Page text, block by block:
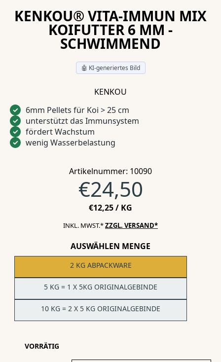
KENKOU® VITA-IMMUN MIX
KOIFUTTER 6 MM -
SCHWIMMEND
🤖 KI-generiertes Bild
KENKOU
✓ 6mm Pellets für Koi > 25 cm
✓ unterstützt das Immunsystem
✓ fördert Wachstum
✓ wenig Wasserbelastung
Artikelnummer: 10090
€24,50
€12,25/ PRO
KG
INKL. MWST.*ZZGL. VERSAND*
AUSWÄHLEN MENGE
2 KG ABPACKWARE
5 KG = 1 X 5KG ORIGINALGEBINDE
10 KG = 2 X 5 KG ORIGINALGEBINDE
VORRÄTIG